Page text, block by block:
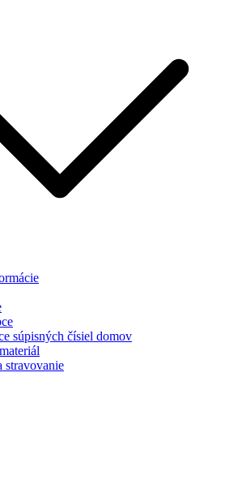
súpisných čísiel domov
stravovanie